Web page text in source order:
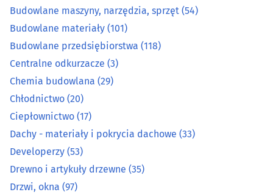
Drewno i artykuły drzewne(35)
Drzwi, okna (97)
Dywany i wykładziny(8)
Dźwigi, urządzenia dźwigowe, rusztowania
Elewacje(31)
Farby, lakiery(20)
Budowlane maszyny, narzędzia, sprzęt (54)
Budowlane materiały (101)
Budowlane przedsiębiorstwa (118)
Centralne odkurzacze (3)
Chemia budowlana (29)
Chłodnictwo (20)
Ciepłownictwo (17)
Dachy - materiały i pokrycia dachowe (33)
Developerzy (53)
Drewno i artykuły drzewne (35)
Drzwi, okna (97)